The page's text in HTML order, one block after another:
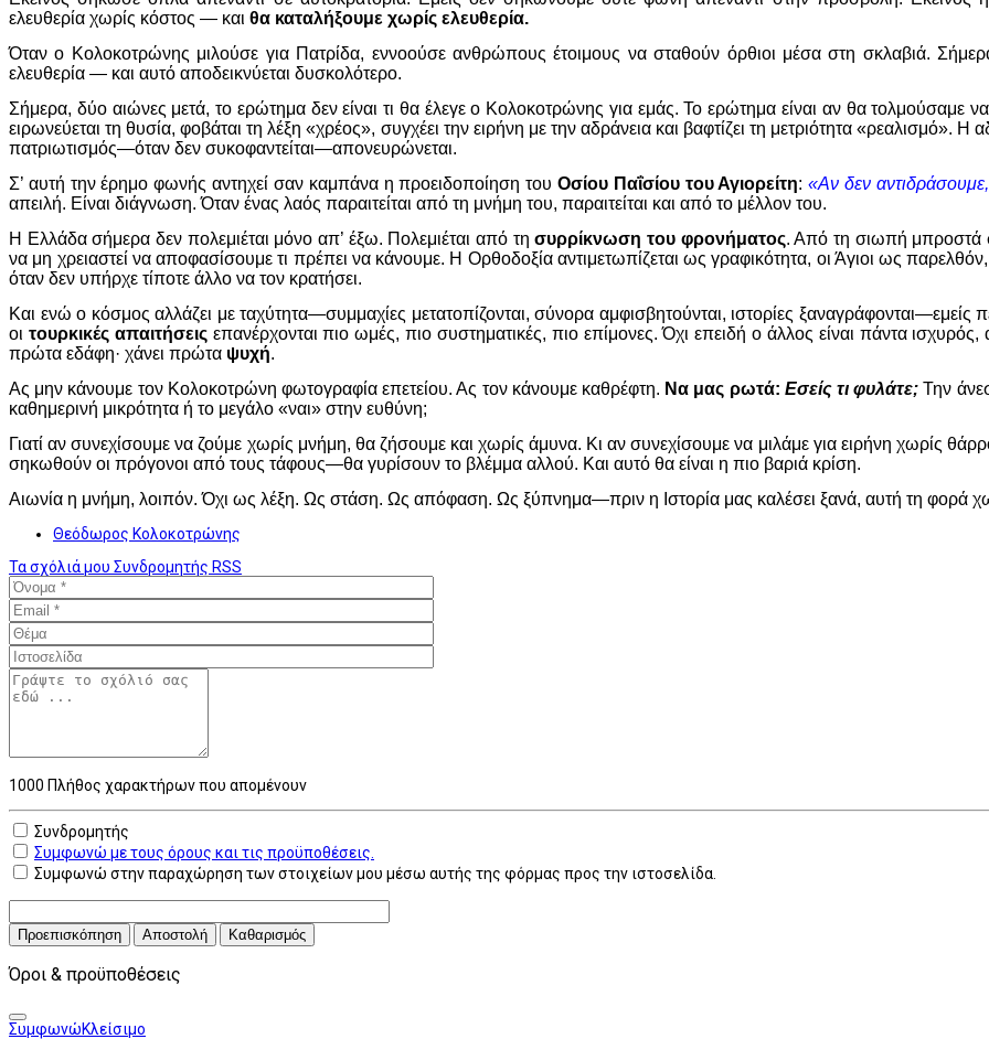
ελευθερία χωρίς κόστος — και θα καταλήξουμε χωρίς ελευθερία.
Όταν ο Κολοκοτρώνης μιλούσε για Πατρίδα, εννοούσε ανθρώπους έτοιμους να σταθούν όρθιοι μέσα στη σκλαβιά.
ελευθερία — και αυτό αποδεικνύεται δυσκολότερο.
Σήμερα, δύο αιώνες μετά, το ερώτημα δεν είναι τι θα έλεγε ο Κολοκοτρώνης για εμάς. Το ερώτημα είναι αν θα τολμούσαμε
ειρωνεύεται τη θυσία, φοβάται τη λέξη «χρέος», συγχέει την ειρήνη με την αδράνεια και βαφτίζει τη μετριότητα «ρεαλισμό».
πατριωτισμός—όταν δεν συκοφαντείται—απονευρώνεται.
Σ’ αυτή την έρημο φωνής αντηχεί σαν καμπάνα η προειδοποίηση του Οσίου Παΐσίου του Αγιορείτη:«Αν δεν
απειλή. Είναι διάγνωση. Όταν ένας λαός παραιτείται από τη μνήμη του, παραιτείται και από το μέλλον του.
Η Ελλάδα σήμερα δεν πολεμιέται μόνο απ’ έξω. Πολεμιέται από τησυρρίκνωση του φρονήματος. Από τη σιωπή μπροστά
να μη χρειαστεί να αποφασίσουμε τι πρέπει να κάνουμε. Η Ορθοδοξία αντιμετωπίζεται ως γραφικότητα, οι Άγιοι ως
όταν δεν υπήρχε τίποτε άλλο να τον κρατήσει.
Και ενώ ο κόσμος αλλάζει με ταχύτητα—συμμαχίες μετατοπίζονται, σύνορα αμφισβητούνται, ιστορίες ξαναγράφονται—εμείς
οι τουρκικές απαιτήσειςεπανέρχονται πιο ωμές, πιο συστηματικές, πιο επίμονες. Όχι επειδή ο άλλος είναι πάντα
πρώτα εδάφη· χάνει πρώτα ψυχή.
Ας μην κάνουμε τον Κολοκοτρώνη φωτογραφία επετείου. Ας τον κάνουμε καθρέφτη. Να μας ρωτά: Εσείς τι φυλάτε; Την
καθημερινή μικρότητα ή το μεγάλο «ναι» στην ευθύνη;
Γιατί αν συνεχίσουμε να ζούμε χωρίς μνήμη, θα ζήσουμε και χωρίς άμυνα. Κι αν συνεχίσουμε να μιλάμε για ειρήνη χωρίς
σηκωθούν οι πρόγονοι από τους τάφους—θα γυρίσουν το βλέμμα αλλού. Και αυτό θα είναι η πιο βαριά κρίση.
Αιωνία η μνήμη, λοιπόν. Όχι ως λέξη. Ως στάση. Ως απόφαση. Ως ξύπνημα—πριν η Ιστορία μας καλέσει ξανά, αυτή τη φορά
Θεόδωρος Κολοκοτρώνης
Τα σχόλιά μου Συνδρομητής RSS
1000 Πλήθος χαρακτήρων που απομένουν
Συνδρομητής
Συμφωνώ με τους όρους και τις προϋποθέσεις.
Συμφωνώ στην παραχώρηση των στοιχείων μου μέσω αυτής της φόρμας προς την ιστοσελίδα.
Προεπισκόπηση Αποστολή Καθαρισμός
Όροι & προϋποθέσεις
ΣυμφωνώΚλείσιμο